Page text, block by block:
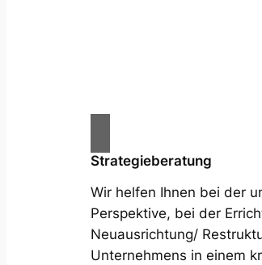
Strategieberatung
Wir helfen Ihnen bei der
Perspektive, bei der
Neuausrichtung/
Unternehmens in einem